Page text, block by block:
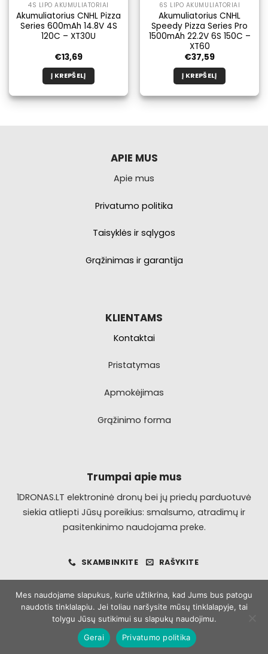
4S LIPO AKUMULIATORIAI
Akumuliatorius CNHL Pizza
Series 600mAh 14.8V 4S
120C – XT30U
€13,69
Į KREPŠELĮ
6S LIPO AKUMULIATORIAI
Akumuliatorius CNHL
Speedy Pizza Series Pro
1500mAh 22.2V 6S 150C –
XT60
€37,59
Į KREPŠELĮ
APIE MUS
Apie mus
Privatumo politika
Taisyklės ir sąlygos
Grąžinimas ir garantija
KLIENTAMS
Kontaktai
Pristatymas
Apmokėjimas
Grąžinimo forma
Trumpai apie mus
1DRONAS.LT elektroninė dronų bei jų priedų parduotuvė
siekia atliepti Jūsų poreikius: smalsumo, atradimų ir
pasitenkinimo naudojama preke.
SKAMBINKITE RAŠYKITE
Visa MasterCard
Bank
Transfer
Copyright 2026 ©1dronas.lt
Mes naudojame slapukus, kurie užtikrina, kad Jums bus patogu
naudotis tinklalapiu. Jei toliau naršysite mūsų tinklalapyje, tai
tolygu Jūsų sutikimui su slapukų naudojimu.
Gerai
Privatumo politika